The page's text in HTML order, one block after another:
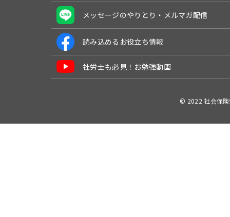
メッセージのやりとり・メルマガ配信
読み込めるお役立ち情報
社労士も必見！お勉強動画
© 2022 社会保